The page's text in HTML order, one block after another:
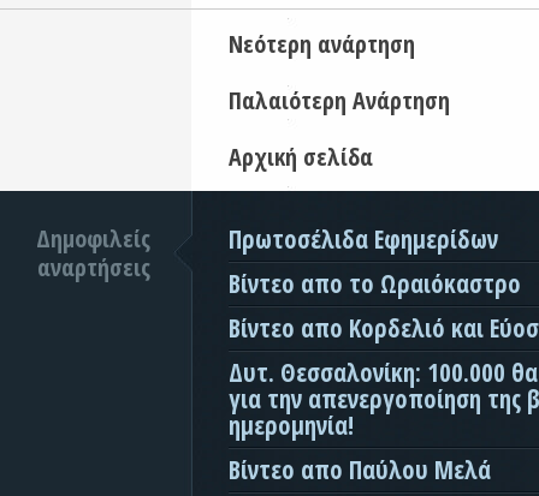
Νεότερη ανάρτηση
Παλαιότερη Ανάρτηση
Αρχική σελίδα
Δημοφιλείς
αναρτήσεις
Πρωτοσέλιδα Εφημερίδων
Βίντεο απο το Ωραιόκαστρο
Βίντεο απο Κορδελιό και
Δυτ. Θεσσαλονίκη: 100.000
για την απενεργοποίηση της
ημερομηνία!
Βίντεο απο Παύλου Μελά